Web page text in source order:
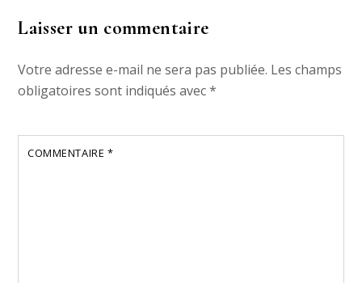
Laisser un commentaire
Votre adresse e-mail ne sera pas publiée. Les champs
obligatoires sont indiqués avec*
COMMENTAIRE *